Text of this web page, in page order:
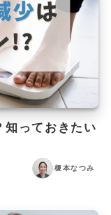
知っておきたい
榎本なつみ